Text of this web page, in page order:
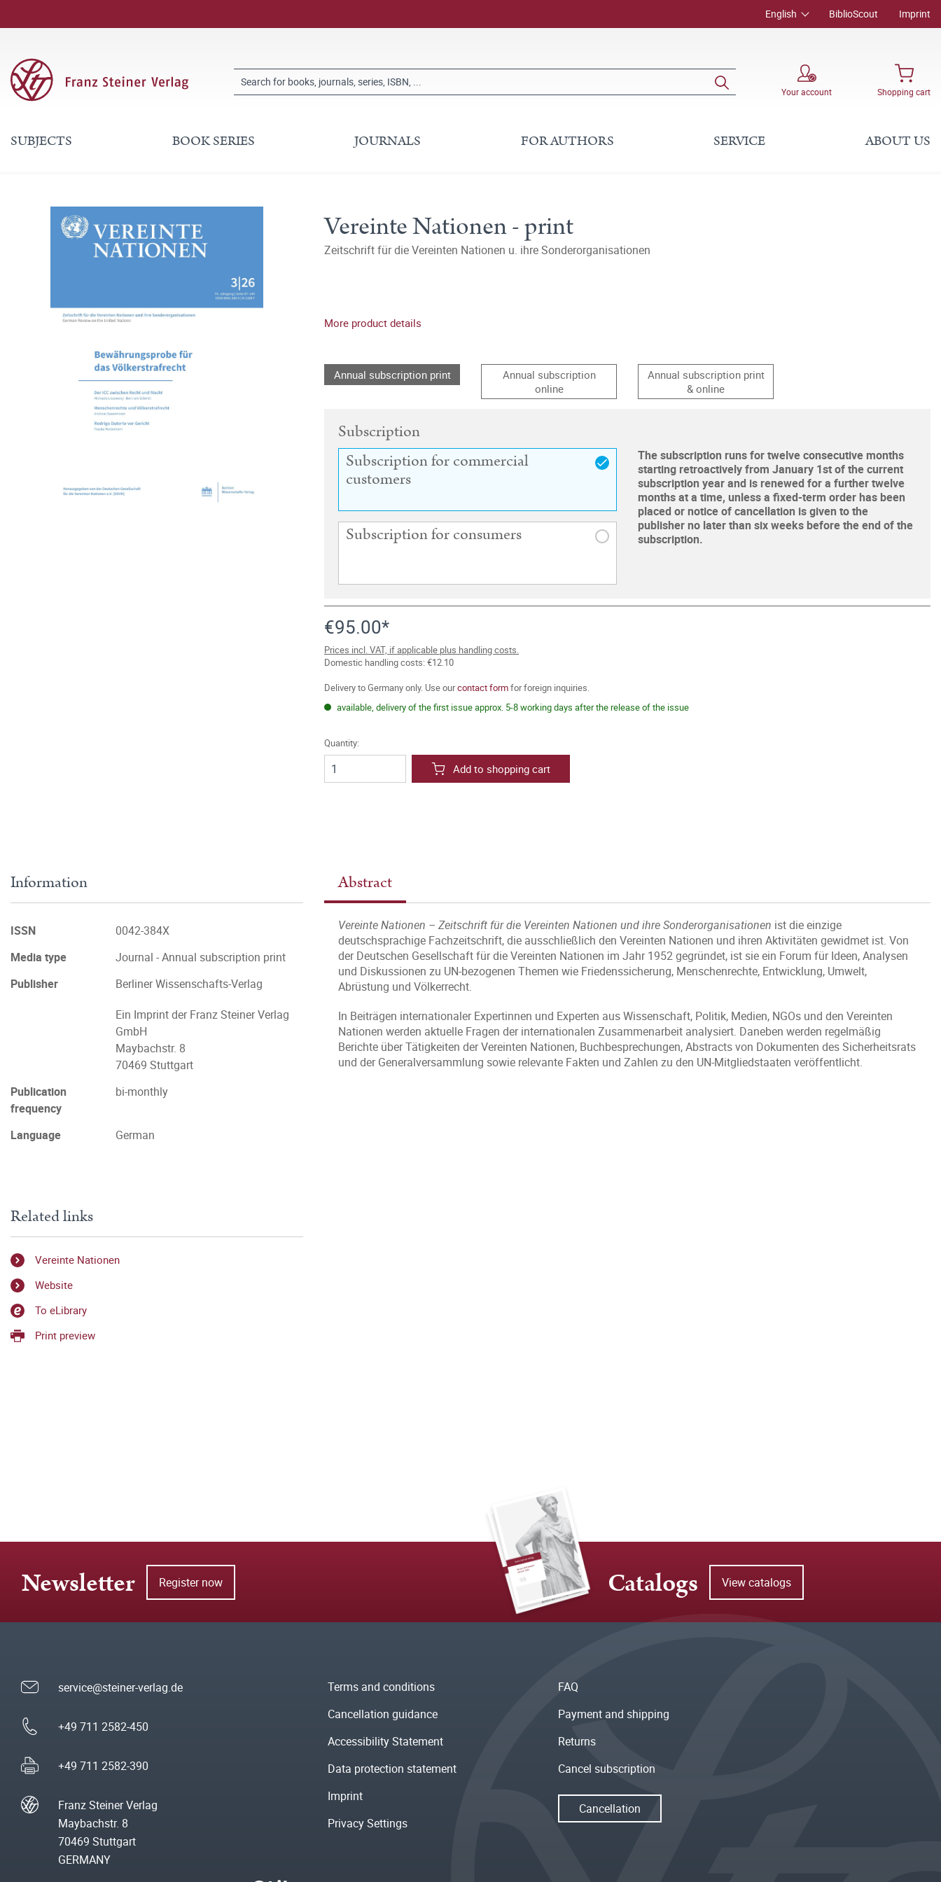
English BiblioScout Imprint
Your account Shopping cart
SUBJECTS BOOK SERIES JOURNALS FOR AUTHORS SERVICE ABOUT US
Vereinte Nationen - print
Zeitschrift für die Vereinten Nationen u. ihre Sonderorganisationen
More product details
Annual subscription print
Annual subscription
online
Annual subscription print
& online
Subscription
Subscription for commercial
customers
Subscription for consumers
The subscription runs for twelve consecutive months
starting retroactively from January 1st of the current
subscription year and is renewed for a further twelve
months at a time, unless a fixed-term order has been
placed or notice of cancellation is given to the
publisher no later than six weeks before the end of the
subscription.
€95.00*
Prices incl. VAT, if applicable plus handling costs.
Domestic handling costs: €12.10
Delivery to Germany only. Use ourcontact formfor foreign inquiries.
available, delivery of the first issue approx. 5-8 working days after the release of the issue
Quantity:
Add to shopping cart
Abstract
Vereinte Nationen – Zeitschrift für die Vereinten Nationen und ihre Sonderorganisationen ist die einzige
deutschsprachige Fachzeitschrift, die ausschließlich den Vereinten Nationen und ihren Aktivitäten gewidmet ist. Von
der Deutschen Gesellschaft für die Vereinten Nationen im Jahr 1952 gegründet, ist sie ein Forum für Ideen, Analysen
und Diskussionen zu UN-bezogenen Themen wie Friedenssicherung, Menschenrechte, Entwicklung, Umwelt,
Abrüstung und Völkerrecht.
In Beiträgen internationaler Expertinnen und Experten aus Wissenschaft, Politik, Medien, NGOs und den Vereinten
Nationen werden aktuelle Fragen der internationalen Zusammenarbeit analysiert. Daneben werden regelmäßig
Berichte über Tätigkeiten der Vereinten Nationen, Buchbesprechungen, Abstracts von Dokumenten des Sicherheitsrats
und der Generalversammlung sowie relevante Fakten und Zahlen zu den UN-Mitgliedstaaten veröffentlicht.
Information
ISSN
0042-384X
Media type
Journal - Annual subscription print
Publisher
Berliner Wissenschafts-Verlag
Ein Imprint der Franz Steiner Verlag
GmbH
Maybachstr. 8
70469 Stuttgart
Publication
frequency
bi-monthly
Language German
Related links
Vereinte Nationen
Website
To eLibrary
Print preview
Newsletter Register now Catalogs View catalogs
service@steiner-verlag.de
+49 711 2582-450
+49 711 2582-390
Franz Steiner Verlag
Maybachstr. 8
70469 Stuttgart
GERMANY
Terms and conditions
Cancellation guidance
Accessibility Statement
Data protection statement
Imprint
Privacy Settings
FAQ
Payment and shipping
Returns
Cancel subscription
Cancellation